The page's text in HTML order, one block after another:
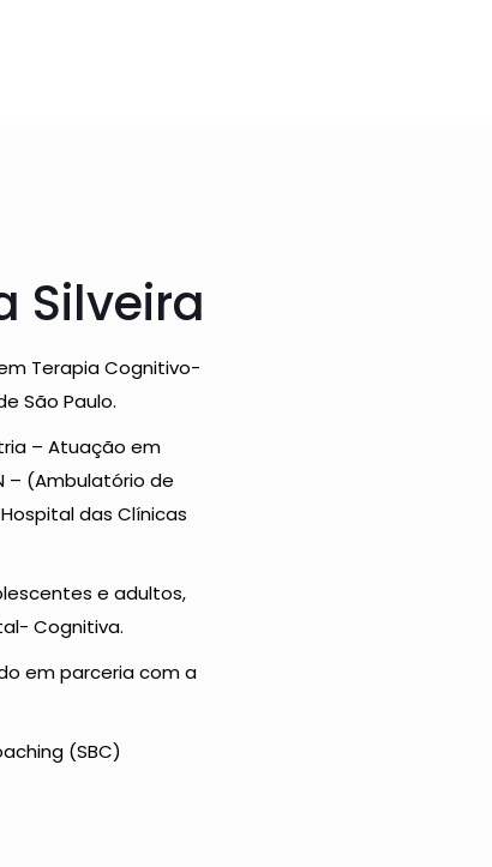
Silveira
Terapia Cognitivo-
São Paulo.
– Atuação em
– (Ambulatório de
das Clínicas
e adultos,
Cognitiva.
em parceria com a
(SBC)